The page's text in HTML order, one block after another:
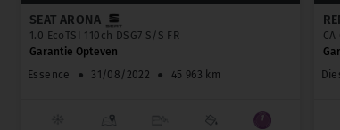
SEAT ARONA
1.0 EcoTSI 110ch DSG7 S/S FR
Garantie Opteven
Essence
● 31/08/2022 ● 45 963 km
CA